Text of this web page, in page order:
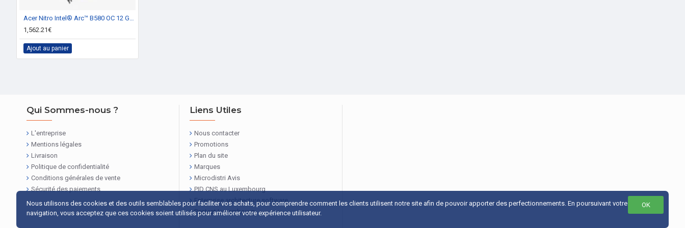
Acer Nitro Intel® Arc™ B580 OC 12 Go GDDR6
1,562.21€
Ajout au panier
Qui Sommes-nous ?
L'entreprise
Mentions légales
Livraison
Politique de confidentialité
Conditions générales de vente
Sécurité des paiements
Liens Utiles
Nous contacter
Promotions
Plan du site
Marques
Microdistri Avis
PID CNS au Luxembourg
Enterprise architecture software
Pentest Luxembourg
OK
Nous utilisons des cookies et des outils semblables pour faciliter vos achats, pour comprendre comment les clients utilisent notre site afin de pouvoir apporter des perfectionnements. En poursuivant votre
navigation, vous acceptez que ces cookies soient utilisés pour améliorer votre expérience utilisateur.